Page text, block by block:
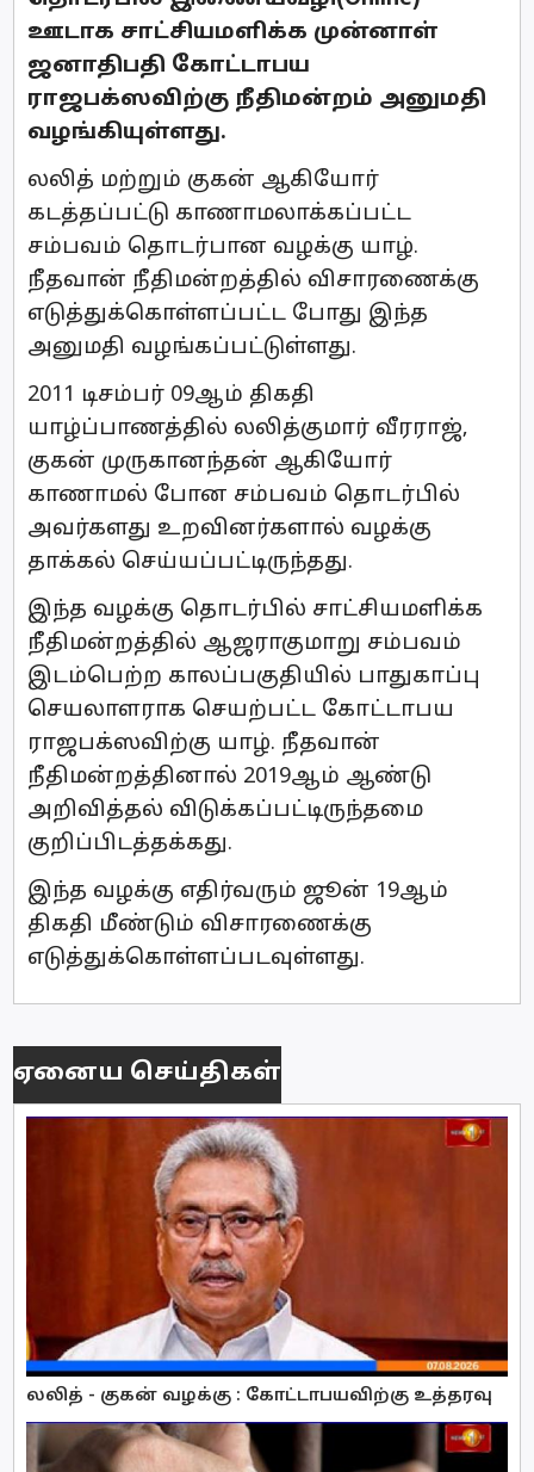
ஊடாக சாட்சியமளிக்க முன்னாள்
ஜனாதிபதி கோட்டாபய
ராஜபக்ஸவிற்கு நீதிமன்றம் அனுமதி
வழங்கியுள்ளது.
லலித் மற்றும் குகன் ஆகியோர்
கடத்தப்பட்டு காணாமலாக்கப்பட்ட
சம்பவம் தொடர்பான வழக்கு யாழ்.
நீதவான் நீதிமன்றத்தில் விசாரணைக்கு
எடுத்துக்கொள்ளப்பட்ட போது இந்த
அனுமதி வழங்கப்பட்டுள்ளது.
2011 டிசம்பர் 09ஆம் திகதி
யாழ்ப்பாணத்தில் லலித்குமார் வீரராஜ்,
குகன் முருகானந்தன் ஆகியோர்
காணாமல் போன சம்பவம் தொடர்பில்
அவர்களது உறவினர்களால் வழக்கு
தாக்கல் செய்யப்பட்டிருந்தது.
இந்த வழக்கு தொடர்பில் சாட்சியமளிக்க
நீதிமன்றத்தில் ஆஜராகுமாறு சம்பவம்
இடம்பெற்ற காலப்பகுதியில் பாதுகாப்பு
செயலாளராக செயற்பட்ட கோட்டாபய
ராஜபக்ஸவிற்கு யாழ். நீதவான்
நீதிமன்றத்தினால் 2019ஆம் ஆண்டு
அறிவித்தல் விடுக்கப்பட்டிருந்தமை
குறிப்பிடத்தக்கது.
இந்த வழக்கு எதிர்வரும் ஜூன் 19ஆம்
திகதி மீண்டும் விசாரணைக்கு
எடுத்துக்கொள்ளப்படவுள்ளது.
ஏனைய செய்திகள்
லலித் - குகன் வழக்கு : கோட்டாபயவிற்கு உத்தரவு